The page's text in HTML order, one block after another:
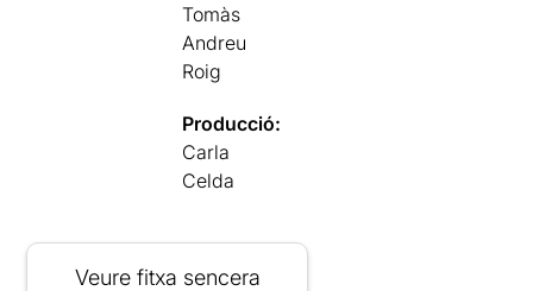
Tomàs
Andreu
Roig
Producció:
Carla
Celda
Veure fitxa sencera